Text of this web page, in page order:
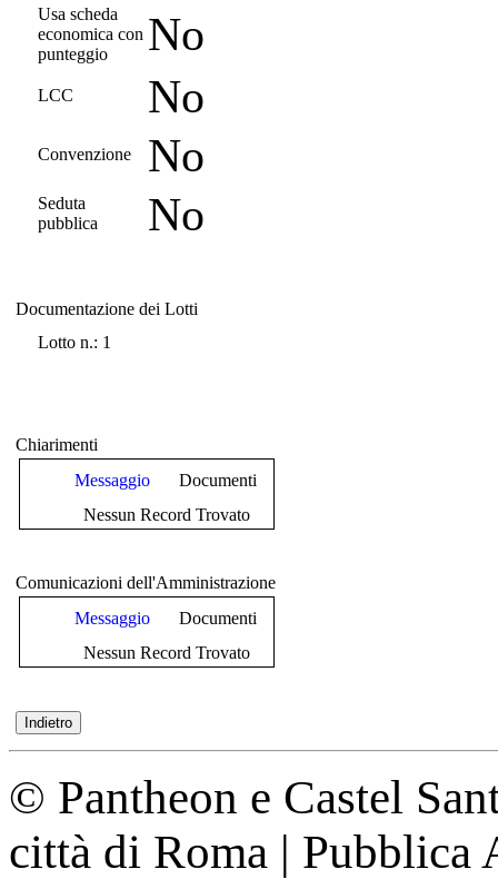
Usa scheda
economica con
punteggio
No
LCC No
Convenzione No
Seduta
pubblica
No
Documentazione dei Lotti
Lotto n.: 1
Chiarimenti
Messaggio
Documenti
Nessun Record Trovato
Comunicazioni dell'Amministrazione
Messaggio
Documenti
Nessun Record Trovato
© Pantheon e Castel
città di Roma | Pubblica